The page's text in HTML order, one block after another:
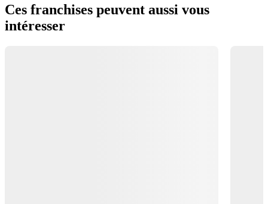
Ces franchises peuvent aussi vous
intéresser